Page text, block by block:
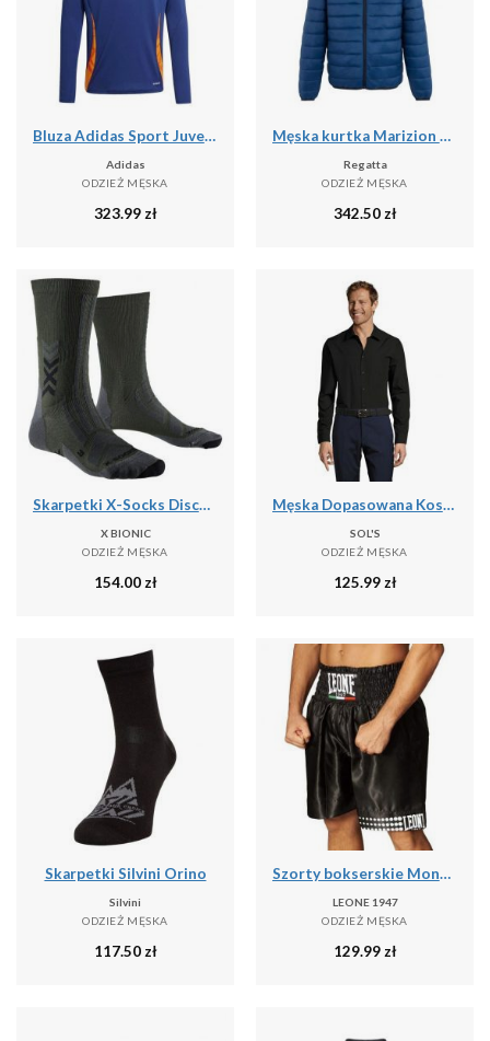
Bluza Adidas Sport Juve Tr Top Dorosłych
Adidas
ODZIEŻ MĘSKA
323.99zł
Męska kurtka Marizion z kapturem
Regatta
ODZIEŻ MĘSKA
342.50zł
Skarpetki X-Socks Discover Crew
X BIONIC
ODZIEŻ MĘSKA
154.00zł
Męska Dopasowana Koszula Baltimore
SOL'S
ODZIEŻ MĘSKA
125.99zł
Skarpetki Silvini Orino
Silvini
ODZIEŻ MĘSKA
117.50zł
Szorty bokserskie Montana Pantaloncino
LEONE 1947
ODZIEŻ MĘSKA
129.99zł